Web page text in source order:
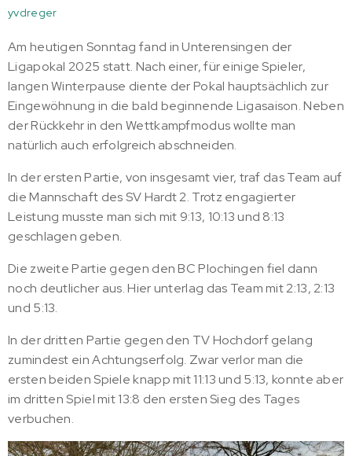
yvdreger
Am heutigen Sonntag fand in Unterensingen der
Ligapokal 2025 statt. Nach einer, für einige Spieler,
langen Winterpause diente der Pokal hauptsächlich zur
Eingewöhnung in die bald beginnende Ligasaison. Neben
der Rückkehr in den Wettkampfmodus wollte man
natürlich auch erfolgreich abschneiden.
In der ersten Partie, von insgesamt vier, traf das Team auf
die Mannschaft des SV Hardt 2. Trotz engagierter
Leistung musste man sich mit 9:13, 10:13 und 8:13
geschlagen geben.
Die zweite Partie gegen den BC Plochingen fiel dann
noch deutlicher aus. Hier unterlag das Team mit 2:13, 2:13
und 5:13.
In der dritten Partie gegen den TV Hochdorf gelang
zumindest ein Achtungserfolg. Zwar verlor man die
ersten beiden Spiele knapp mit 11:13 und 5:13, konnte aber
im dritten Spiel mit 13:8 den ersten Sieg des Tages
verbuchen.